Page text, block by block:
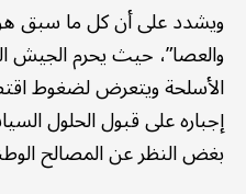
ويشدد على أن كل ما سبق هو
والعصا”، حيث يحرم الجيش
الأسلحة ويتعرض لضغوط
إجباره على قبول الحلول
بغض النظر عن المصالح